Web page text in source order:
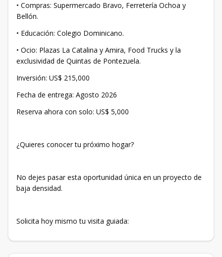
• ​Compras: Supermercado Bravo, Ferretería Ochoa y
Bellón.
• ​Educación: Colegio Dominicano.
• ​Ocio: Plazas La Catalina y Amira, Food Trucks y la
exclusividad de Quintas de Pontezuela.
​Inversión: US$ 215,000
Fecha de entrega: Agosto 2026
Reserva ahora con solo: US$ 5,000
​¿Quieres conocer tu próximo hogar?
​No dejes pasar esta oportunidad única en un proyecto de
baja densidad.
​Solicita hoy mismo tu visita guiada: